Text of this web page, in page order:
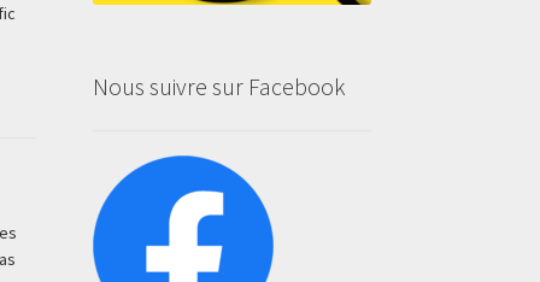
Nous suivre sur Facebook